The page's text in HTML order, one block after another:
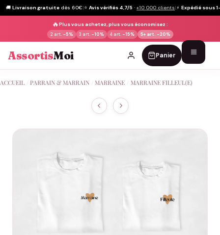
🚚 Livraison gratuite dès 60€|⭐ Avis vérifiés 4,7/5 · +10 000 clients|⚡ Expédié sous
🔥Plus vous achetez, plus vous économisez :
2 art. -5% 3 art. -10% 4 art. -15% 5+ art. -20%
AssortisMoi Panier
au
ACCUEIL PARRAIN & MARRAIN MARRAINE MARRAINE FILLEUL(E)